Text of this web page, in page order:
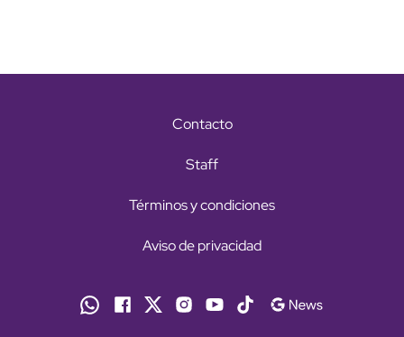
Contacto
Staff
Términos y condiciones
Aviso de privacidad